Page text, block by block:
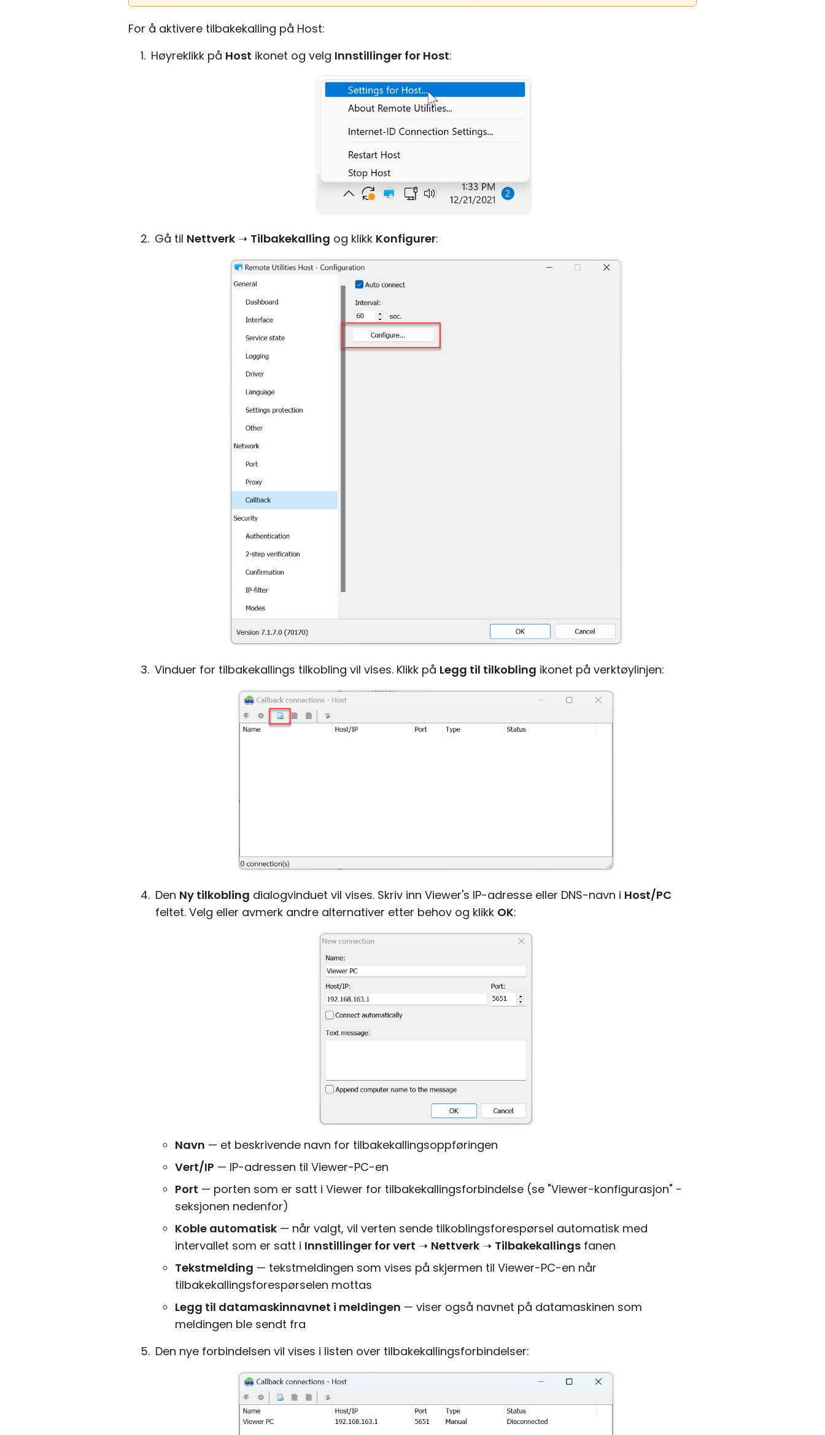
For å aktivere tilbakekalling på Host:
Høyreklikk på Host ikonet og velg Innstillinger for Host:
Gå til Nettverk ➝ Tilbakekalling og klikk Konfigurer:
Vinduer for tilbakekallings tilkobling vil vises. Klikk på Legg til tilkobling ikonet på verktøylinjen:
Den Ny tilkobling dialogvinduet vil vises. Skriv inn Viewer's IP-adresse eller DNS-navn i Host/PC
feltet. Velg eller avmerk andre alternativer etter behov og klikk OK:
Navn — et beskrivende navn for tilbakekallingsoppføringen
Vert/IP — IP-adressen til Viewer-PC-en
Port — porten som er satt i Viewer for tilbakekallingsforbindelse (se "Viewer-konfigurasjon" -
seksjonen nedenfor)
Koble automatisk — når valgt, vil verten sende tilkoblingsforespørsel automatisk med
intervallet som er satt i Innstillinger for vert ➝ Nettverk ➝ Tilbakekallings fanen
Tekstmelding — tekstmeldingen som vises på skjermen til Viewer-PC-en når
tilbakekallingsforespørselen mottas
Legg til datamaskinnavnet i meldingen — viser også navnet på datamaskinen som
meldingen ble sendt fra
Den nye forbindelsen vil vises i listen over tilbakekallingsforbindelser: